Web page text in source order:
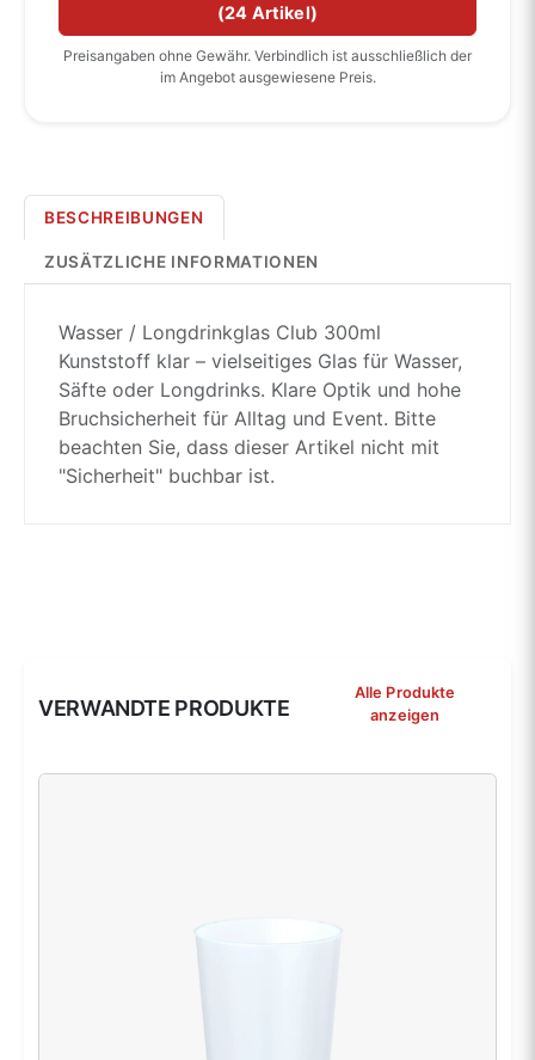
(24 Artikel)
Preisangaben ohne Gewähr. Verbindlich ist ausschließlich der
im Angebot ausgewiesene Preis.
BESCHREIBUNGEN
ZUSÄTZLICHE INFORMATIONEN
Wasser / Longdrinkglas Club 300ml
Kunststoff klar – vielseitiges Glas für Wasser,
Säfte oder Longdrinks. Klare Optik und hohe
Bruchsicherheit für Alltag und Event. Bitte
beachten Sie, dass dieser Artikel nicht mit
"Sicherheit" buchbar ist.
VERWANDTE PRODUKTE
Alle Produkte
anzeigen